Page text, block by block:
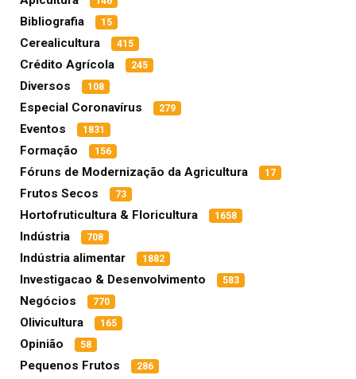
Bibliografia 15
Cerealicultura 415
Crédito Agrícola 245
Diversos 108
Especial Coronavírus 279
Eventos 1831
Formação 156
Fóruns de Modernização da Agricultura 17
Frutos Secos 73
Hortofruticultura & Floricultura 1658
Indústria 708
Indústria alimentar 1882
Investigacao & Desenvolvimento 583
Negócios 770
Olivicultura 165
Opinião 58
Pequenos Frutos 286